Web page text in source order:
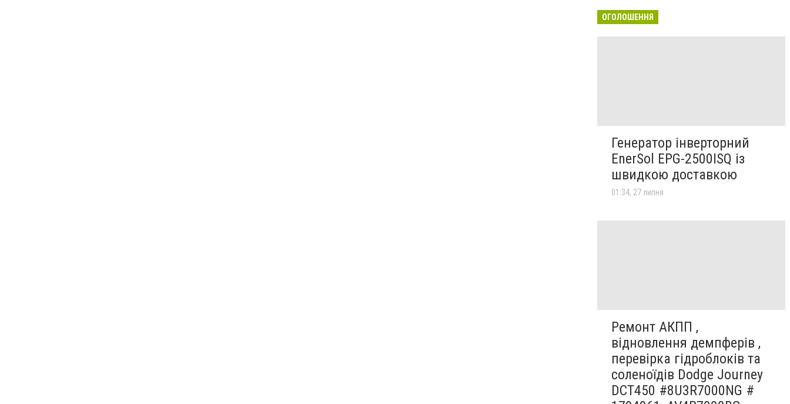
ОГОЛОШЕННЯ
Генератор інверторний
EnerSol EPG-2500ISQ із
швидкою доставкою
01:34, 27 липня
Ремонт АКПП ,
відновлення демпферів ,
перевірка гідроблоків та
соленоїдів Dodge Journey
DCT450 #8U3R7000NG #